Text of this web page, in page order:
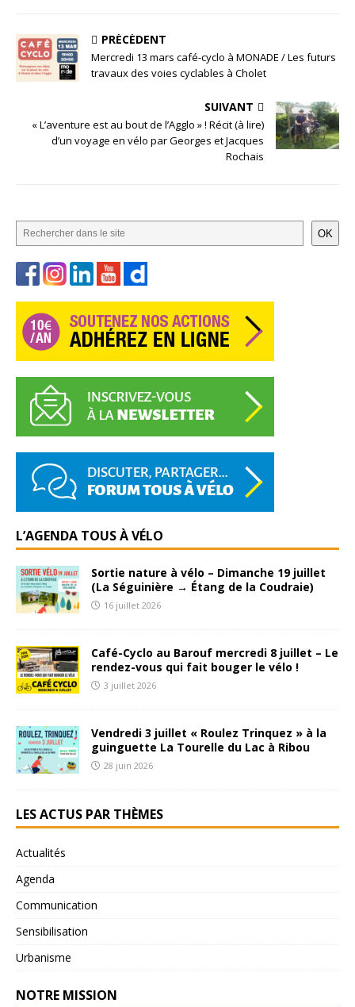
PRÉCÉDENT
Mercredi 13 mars café-cyclo à MONADE / Les futurs
travaux des voies cyclables à Cholet
SUIVANT
« L’aventure est au bout de l’Agglo » ! Récit (à lire)
d’un voyage en vélo par Georges et Jacques
Rochais
OK
L’AGENDA TOUS À VÉLO
Sortie nature à vélo – Dimanche 19 juillet
(La Séguinière → Étang de la Coudraie)
16 juillet 2026
Café-Cyclo au Barouf mercredi 8 juillet – Le
rendez-vous qui fait bouger le vélo !
3 juillet 2026
Vendredi 3 juillet « Roulez Trinquez » à la
guinguette La Tourelle du Lac à Ribou
28 juin 2026
LES ACTUS PAR THÈMES
Actualités
Agenda
Communication
Sensibilisation
Urbanisme
NOTRE MISSION